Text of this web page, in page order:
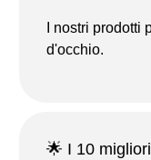
I nostri
d'occhio.
🌟 I 10